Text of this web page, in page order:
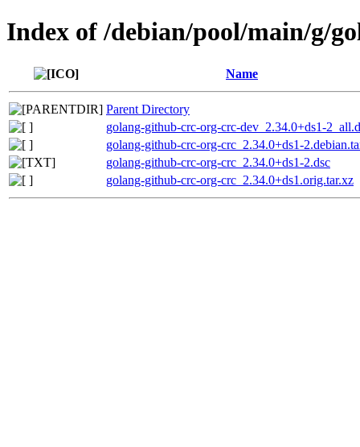
Index of /debian/pool/main/g/
Name
Parent Directory
golang-github-crc-org-crc-dev_2.34.0+ds1-
golang-github-crc-org-crc_2.34.0+ds1-
golang-github-crc-org-crc_2.34.0+ds1-2.dsc
golang-github-crc-org-crc_2.34.0+ds1.orig.tar.xz